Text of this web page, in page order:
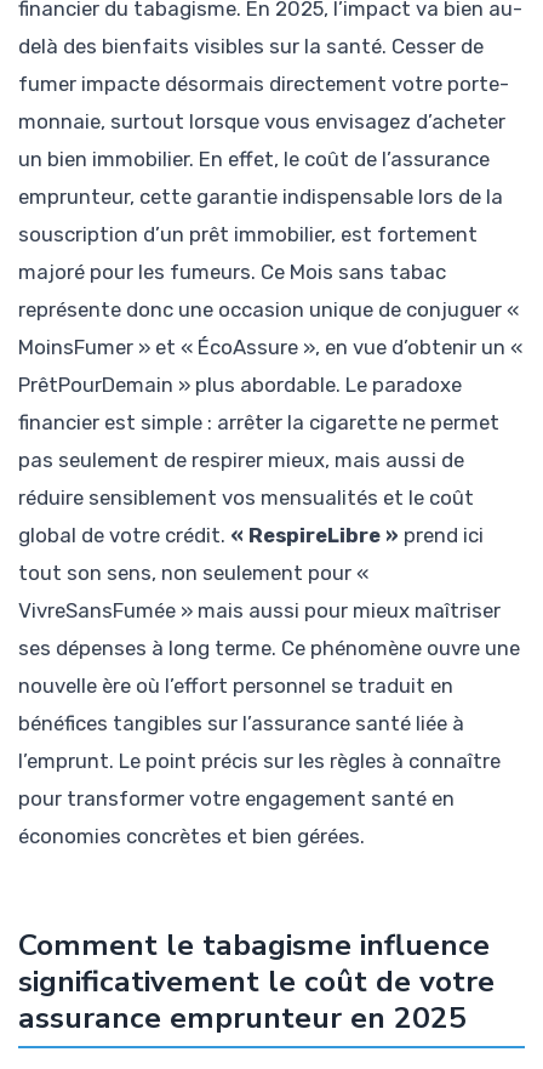
financier du tabagisme. En 2025, l’impact va bien au-
delà des bienfaits visibles sur la santé. Cesser de
fumer impacte désormais directement votre porte-
monnaie, surtout lorsque vous envisagez d’acheter
un bien immobilier. En effet, le coût de l’assurance
emprunteur, cette garantie indispensable lors de la
souscription d’un prêt immobilier, est fortement
majoré pour les fumeurs. Ce Mois sans tabac
représente donc une occasion unique de conjuguer «
MoinsFumer » et « ÉcoAssure », en vue d’obtenir un «
PrêtPourDemain » plus abordable. Le paradoxe
financier est simple : arrêter la cigarette ne permet
pas seulement de respirer mieux, mais aussi de
réduire sensiblement vos mensualités et le coût
global de votre crédit. « RespireLibre » prend ici
tout son sens, non seulement pour «
VivreSansFumée » mais aussi pour mieux maîtriser
ses dépenses à long terme. Ce phénomène ouvre une
nouvelle ère où l’effort personnel se traduit en
bénéfices tangibles sur l’assurance santé liée à
l’emprunt. Le point précis sur les règles à connaître
pour transformer votre engagement santé en
économies concrètes et bien gérées.
Comment le tabagisme influence
significativement le coût de votre
assurance emprunteur en 2025